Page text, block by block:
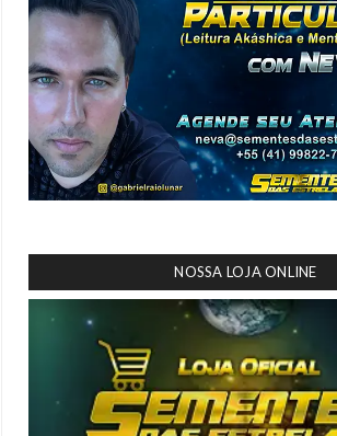
NOSSA LOJA ONLINE